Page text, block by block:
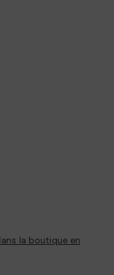
la boutique en